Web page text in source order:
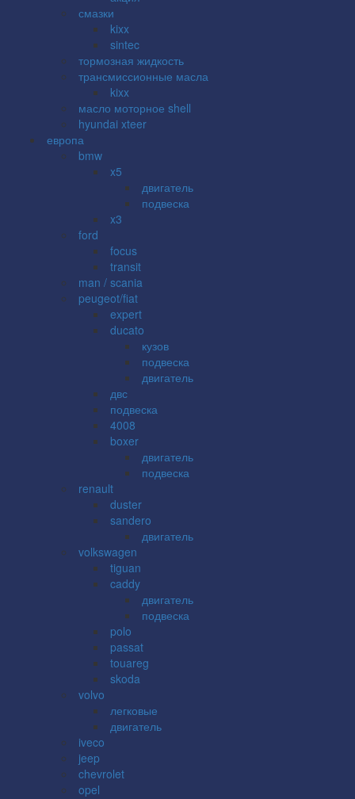
смазки
kixx
sintec
тормозная жидкость
трансмиссионные масла
kixx
масло моторное shell
hyundai xteer
европа
bmw
x5
двигатель
подвеска
x3
ford
focus
transit
man / scania
peugeot/fiat
expert
ducato
кузов
подвеска
двигатель
двс
подвеска
4008
boxer
двигатель
подвеска
renault
duster
sandero
двигатель
volkswagen
tiguan
caddy
двигатель
подвеска
polo
passat
touareg
skoda
volvo
легковые
двигатель
iveco
jeep
chevrolet
opel